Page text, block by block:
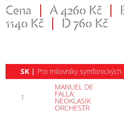
Cena A 4260 Kč
1140 Kč
D 760 Kč
SK | Pro milovníky
1
MANUEL DE
FALLA:
NEOKLASIK
ORCHESTR